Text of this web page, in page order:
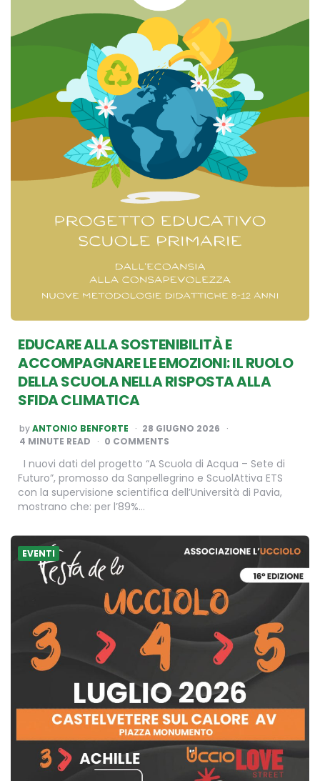
EDUCARE ALLA SOSTENIBILITÀ E
ACCOMPAGNARE LE EMOZIONI: IL RUOLO
DELLA SCUOLA NELLA RISPOSTA ALLA
SFIDA CLIMATICA
POSTED
BY
byANTONIO BENFORTE
28 GIUGNO 2026
4 MINUTE READ 0 COMMENTS
I nuovi dati del progetto “A Scuola di Acqua – Sete di
Futuro”, promosso da Sanpellegrino e ScuolAttiva ETS
con la supervisione scientifica dell’Università di Pavia,
mostrano che: per l’89%…
EVENTI